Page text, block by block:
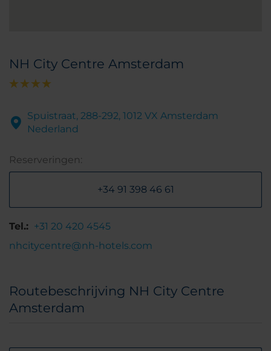
NH City Centre Amsterdam
Spuistraat, 288-292, 1012 VX Amsterdam
Nederland
Reserveringen:
+34 91 398 46 61
Tel.: +31 20 420 4545
nhcitycentre@nh-hotels.com
Routebeschrijving NH City Centre
Amsterdam